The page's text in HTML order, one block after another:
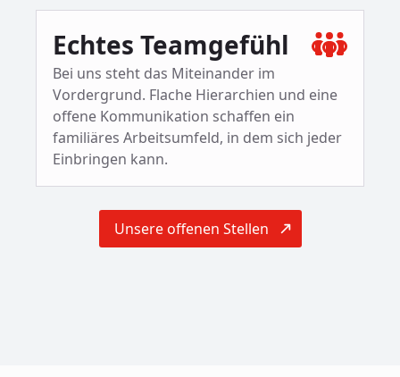
Echtes Teamgefühl
Bei uns steht das Miteinander im
Vordergrund. Flache Hierarchien und eine
offene Kommunikation schaffen ein
familiäres Arbeitsumfeld, in dem sich jeder
Einbringen kann.
Unsere offenen Stellen